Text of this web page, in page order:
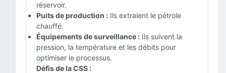
réservoir.
Puits de production : Ils extraient le pétrole
chauffé.
Équipements de surveillance : Ils suivent la
pression, la température et les débits pour
optimiser le processus.
Défis de la CSS :